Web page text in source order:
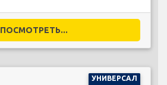
ПОСМОТРЕТЬ...
УНИВЕРСАЛ